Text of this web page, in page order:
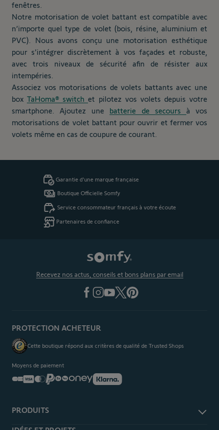
fenêtres.
Notre motorisation de volet battant est compatible avec
n’importe quel type de volet (bois, résine, aluminium et
PVC). Nous avons conçu une motorisation esthétique
pour s’intégrer discrètement à vos façades et robuste,
avec trois niveaux de sécurité afin de résister aux
intempéries.
Associez vos motorisations de volets battants avec une
boxTaHoma® switchet pilotez vos volets depuis votre
smartphone. Ajoutez une batterie de secours à vos
motorisations de volet battant pour ouvrir et fermer vos
volets même en cas de coupure de courant.
Garantie d'une marque française
Boutique Officielle Somfy
Service consommateur français à votre écoute
Partenaires de confiance
Recevez nos actus, conseils et bons plans par email
PRODUITS
Alarme et sécurité
PROTECTION ACHETEUR
Cette boutique répond aux critères de qualité de Trusted Shops
Moyens de paiement